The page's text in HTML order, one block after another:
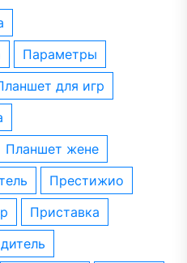
параметры
планшет для игр
планшет жене
престижио
приставка